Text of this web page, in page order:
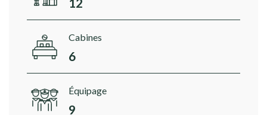
Cabines
6
Équipage
9